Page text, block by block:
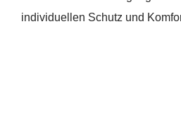
individuellen Schutz und